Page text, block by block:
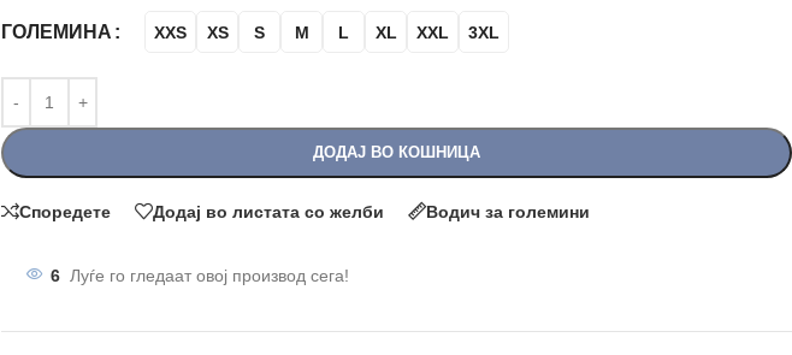
ГОЛЕМИНА XXS XS S M L XL XXL 3XL
ДОДАЈ ВО КОШНИЦА
Споредете Додај во листата со желби Водич за големини
6 Луѓе го гледаат овој производ сега!